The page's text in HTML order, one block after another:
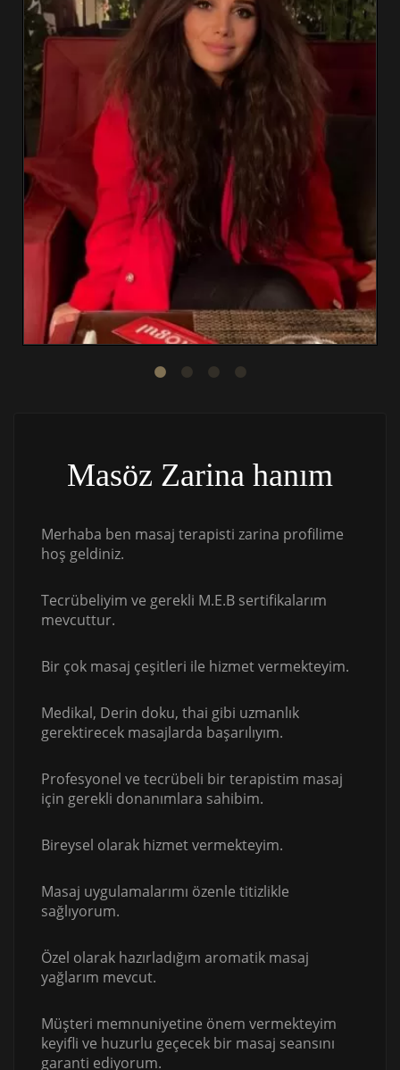
Masöz Zarina hanım
Merhaba ben masaj terapisti zarina profilime
hoş geldiniz.
Tecrübeliyim ve gerekli M.E.B sertifikalarım
mevcuttur.
Bir çok masaj çeşitleri ile hizmet vermekteyim.
Medikal, Derin doku, thai gibi uzmanlık
gerektirecek masajlarda başarılıyım.
Profesyonel ve tecrübeli bir terapistim masaj
için gerekli donanımlara sahibim.
Bireysel olarak hizmet vermekteyim.
Masaj uygulamalarımı özenle titizlikle
sağlıyorum.
Özel olarak hazırladığım aromatik masaj
yağlarım mevcut.
Müşteri memnuniyetine önem vermekteyim
keyifli ve huzurlu geçecek bir masaj seansını
garanti ediyorum.